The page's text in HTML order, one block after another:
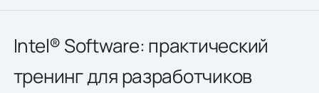
Intel® Software: практический
тренинг для разработчиков